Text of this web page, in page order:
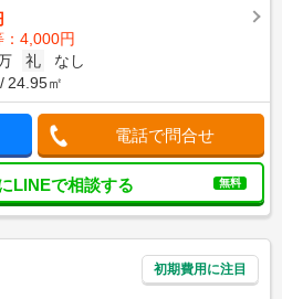
4,000円
礼
なし
24.95㎡
電話で問合せ
LINEで相談する 無料
初期費用に注目